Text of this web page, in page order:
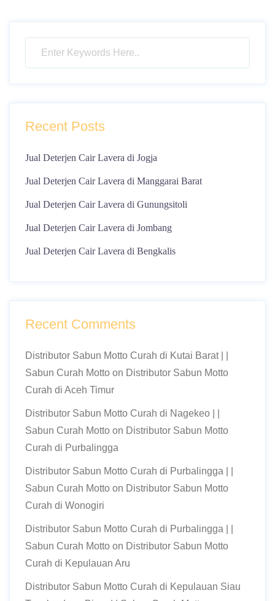
Recent Posts
Jual Deterjen Cair Lavera di Jogja
Jual Deterjen Cair Lavera di Manggarai Barat
Jual Deterjen Cair Lavera di Gunungsitoli
Jual Deterjen Cair Lavera di Jombang
Jual Deterjen Cair Lavera di Bengkalis
Recent Comments
Distributor Sabun Motto Curah di Kutai Barat | |
Sabun Curah Motto on Distributor Sabun Motto
Curah di Aceh Timur
Distributor Sabun Motto Curah di Nagekeo | |
Sabun Curah Motto on Distributor Sabun Motto
Curah di Purbalingga
Distributor Sabun Motto Curah di Purbalingga | |
Sabun Curah Motto on Distributor Sabun Motto
Curah di Wonogiri
Distributor Sabun Motto Curah di Purbalingga | |
Sabun Curah Motto on Distributor Sabun Motto
Curah di Kepulauan Aru
Distributor Sabun Motto Curah di Kepulauan Siau